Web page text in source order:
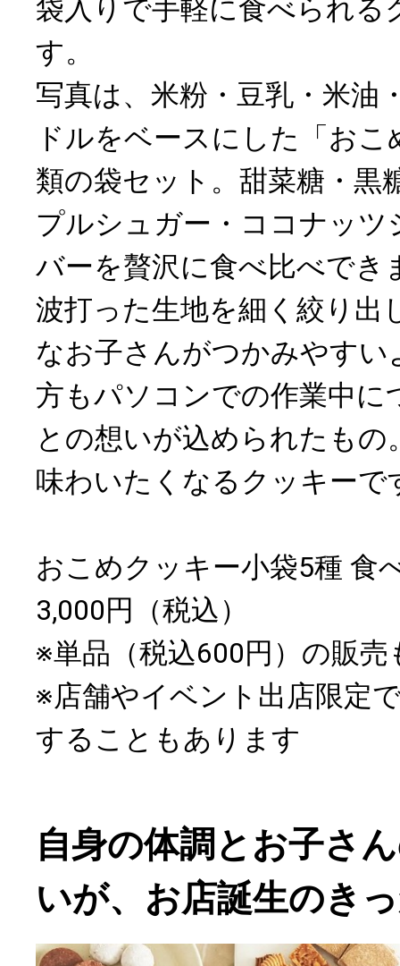
袋入りで手軽に食べられる
す。
写真は、米粉・豆乳・米油
ドルをベースにした「お
類の袋セット。甜菜糖・黒
プルシュガー・ココナッツ
バーを贅沢に食べ比べでき
波打った生地を細く絞り出
なお子さんがつかみやすい
方もパソコンでの作業中に
との想いが込められたも
味わいたくなるクッキーで
おこめクッキー小袋5種 食
3,000円（税込）
※単品（税込600円）の販
※店舗やイベント出店限定
することもあります
自身の体調とお子さ
いが、お店誕生のき